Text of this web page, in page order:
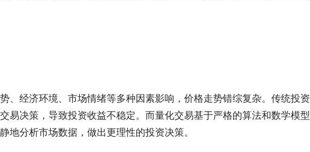
、经济环境、市场情绪等多种因素影响，价格走势错综复杂。传统投
易决策，导致投资收益不稳定。而量化交易基于严格的算法和数学模型
地分析市场数据，做出更理性的投资决策。